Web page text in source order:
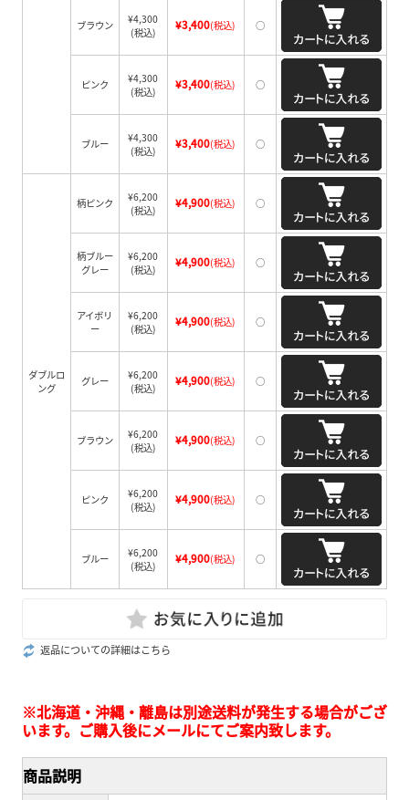
ブラウン
¥4,300
(税込)
¥3,400(税込) ○
ピンク
¥4,300
(税込)
¥3,400(税込) ○
ブルー
¥4,300
(税込)
¥3,400(税込) ○
ダブルロ
ング
柄ピンク
¥6,200
(税込)
¥4,900(税込) ○
柄ブルー
グレー
¥6,200
(税込)
¥4,900(税込) ○
アイボリ
ー
¥6,200
(税込)
¥4,900(税込) ○
グレー
¥6,200
(税込)
¥4,900(税込) ○
ブラウン
¥6,200
(税込)
¥4,900(税込) ○
ピンク
¥6,200
(税込)
¥4,900(税込) ○
ブルー
¥6,200
(税込)
¥4,900(税込) ○
返品についての詳細はこちら
※北海道・沖縄・離島は別途送料が発生する場合がござ
います。ご購入後にメールにてご案内致します。
商品説明